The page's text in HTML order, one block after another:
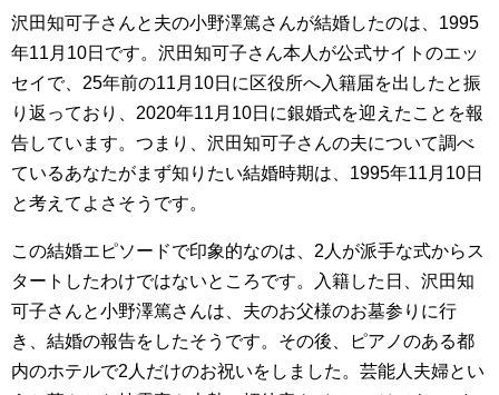
沢田知可子さんと夫の小野澤篤さんが結婚したのは、1995
年11月10日です。沢田知可子さん本人が公式サイトのエッ
セイで、25年前の11月10日に区役所へ入籍届を出したと振
り返っており、2020年11月10日に銀婚式を迎えたことを報
告しています。つまり、沢田知可子さんの夫について調べ
ているあなたがまず知りたい結婚時期は、1995年11月10日
と考えてよさそうです。
この結婚エピソードで印象的なのは、2人が派手な式からス
タートしたわけではないところです。入籍した日、沢田知
可子さんと小野澤篤さんは、夫のお父様のお墓参りに行
き、結婚の報告をしたそうです。その後、ピアノのある都
内のホテルで2人だけのお祝いをしました。芸能人夫婦とい